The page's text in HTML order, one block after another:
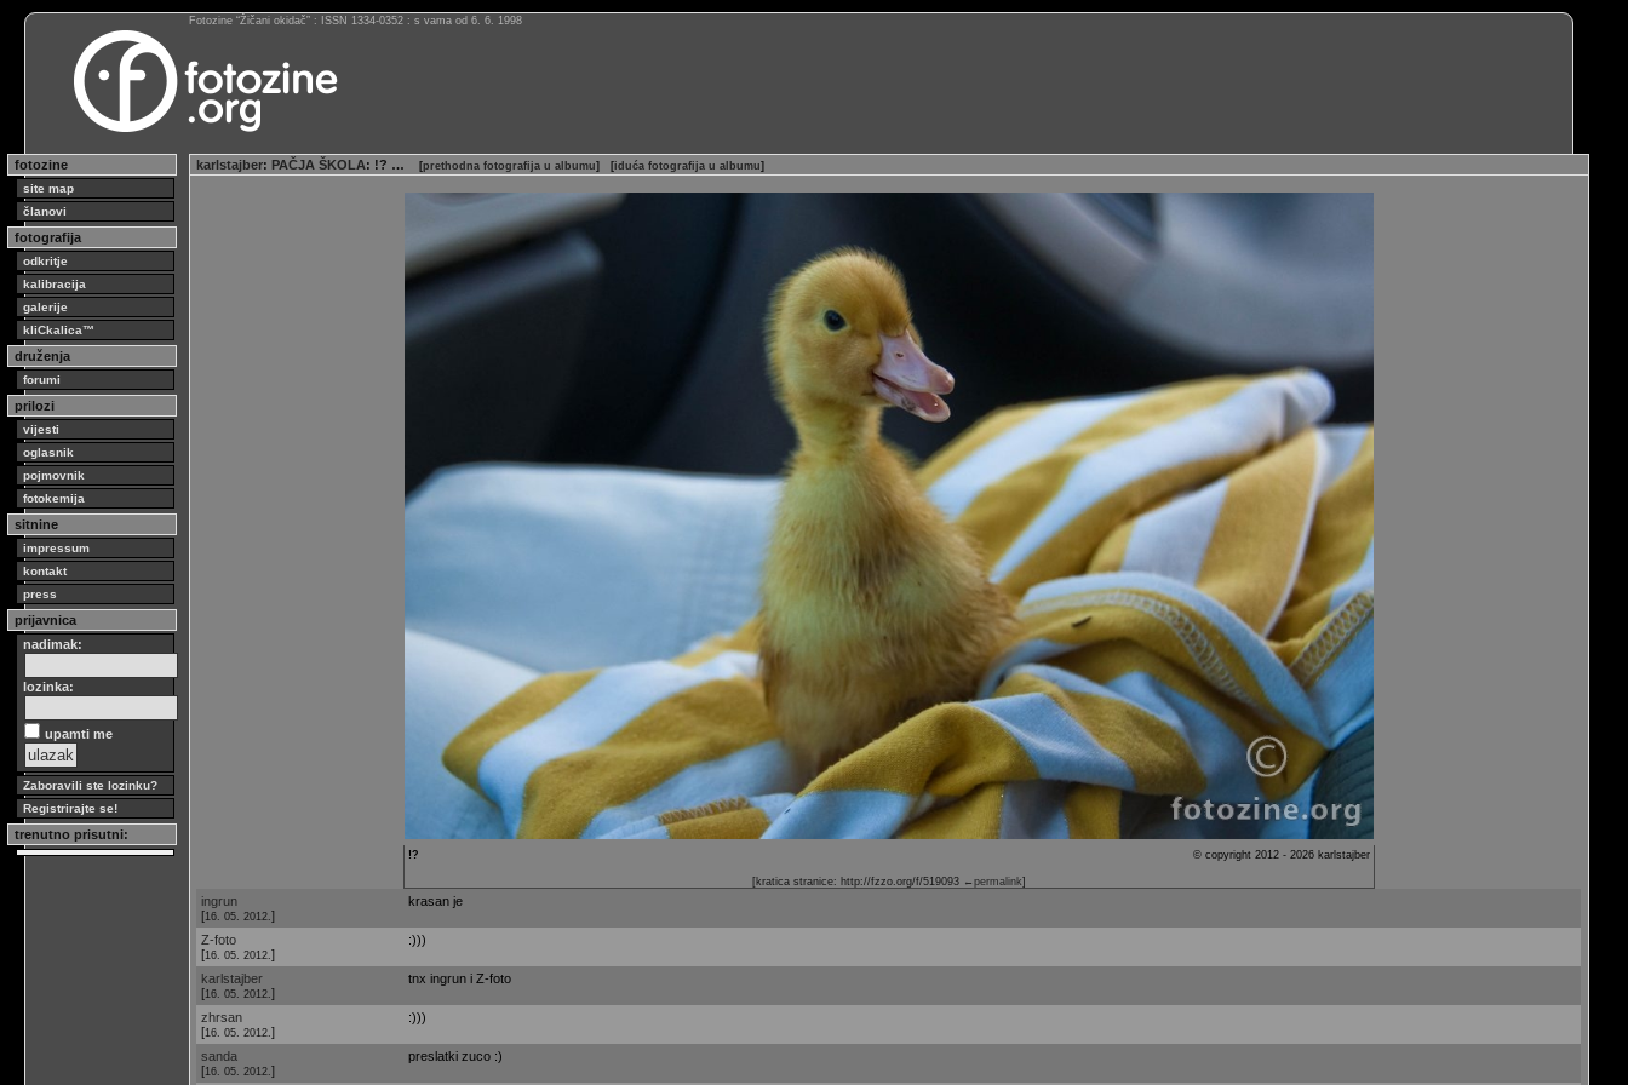
Fotozine “Žičani okidač” : ISSN 1334-0352 : s vama od 6. 6. 1998
fotozine
site map
članovi
fotografija
odkritje
kalibracija
galerije
kliCkalica™
druženja
forumi
prilozi
vijesti
oglasnik
pojmovnik
fotokemija
sitnine
impressum
kontakt
press
prijavnica
nadimak:
lozinka:
upamti me
Zaboravili ste lozinku?
Registrirajte se!
trenutno prisutni:
karlstajber: PAČJA ŠKOLA: !? … [prethodna fotografija u albumu] [iduća fotografija u albumu]
© copyright 2012 - 2026 karlstajber
!?
[kratica stranice: http://fzzo.org/f/519093 ←permalink]
ingrun
[16. 05. 2012. ]
krasan je
Z-foto
[16. 05. 2012. ]
:)))
karlstajber
[16. 05. 2012. ]
tnx ingrun i Z-foto
zhrsan
[16. 05. 2012. ]
:)))
sanda
[16. 05. 2012. ]
preslatki zuco :)